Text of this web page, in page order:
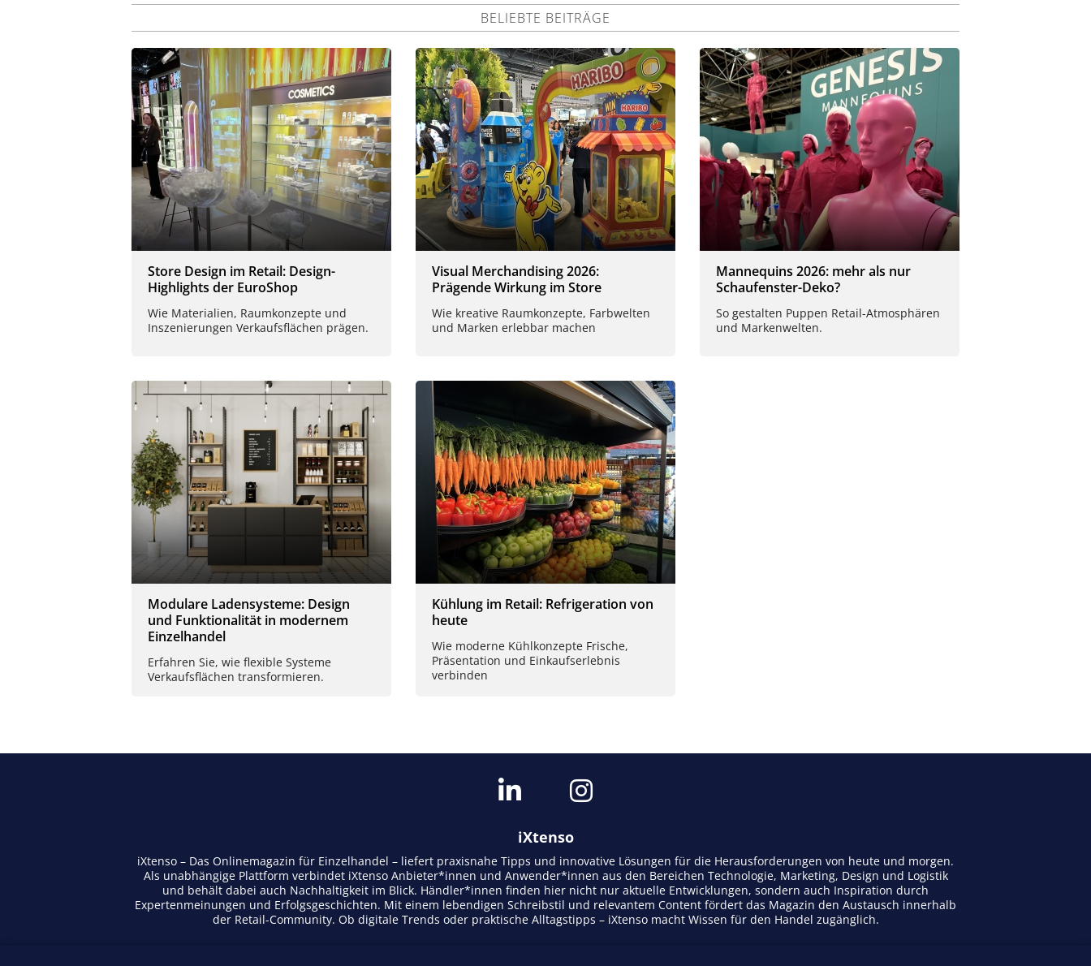
BELIEBTE BEITRÄGE
Store Design im Retail: Design-
Highlights der EuroShop
Wie Materialien, Raumkonzepte und
Inszenierungen Verkaufsflächen prägen.
Visual Merchandising 2026:
Prägende Wirkung im Store
Wie kreative Raumkonzepte, Farbwelten
und Marken erlebbar machen
Mannequins 2026: mehr als nur
Schaufenster-Deko?
So gestalten Puppen Retail-Atmosphären
und Markenwelten.
Modulare Ladensysteme: Design
und Funktionalität in modernem
Einzelhandel
Erfahren Sie, wie flexible Systeme
Verkaufsflächen transformieren.
Kühlung im Retail: Refrigeration von
heute
Wie moderne Kühlkonzepte Frische,
Präsentation und Einkaufserlebnis
verbinden
iXtenso
iXtenso – Das Onlinemagazin für Einzelhandel – liefert praxisnahe Tipps und innovative Lösungen für die Herausforderungen von heute und morgen.
Als unabhängige Plattform verbindet iXtenso Anbieter*innen und Anwender*innen aus den Bereichen Technologie, Marketing, Design und Logistik
und behält dabei auch Nachhaltigkeit im Blick. Händler*innen finden hier nicht nur aktuelle Entwicklungen, sondern auch Inspiration durch
Expertenmeinungen und Erfolgsgeschichten. Mit einem lebendigen Schreibstil und relevantem Content fördert das Magazin den Austausch innerhalb
der Retail-Community. Ob digitale Trends oder praktische Alltagstipps – iXtenso macht Wissen für den Handel zugänglich.